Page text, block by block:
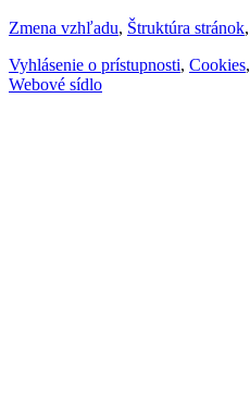
Zmena vzhľadu, Štruktúra stránok,
Vyhlásenie o prístupnosti, Cookies,
Webové sídlo